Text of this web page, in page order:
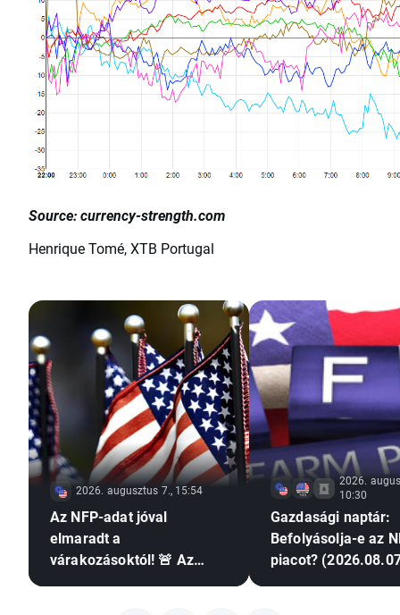
Source: currency-strength.com
Henrique Tomé, XTB Portugal
2026. augusztus 7., 15:54
Az NFP-adat jóval
elmaradt a
várakozásoktól! 🚨 Az
2026.
10:30
Gazdasági naptár:
Befolyásolja-e az
piacot?